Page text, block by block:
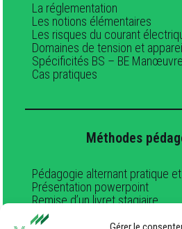
La réglementation
Les notions élémentaires
Les risques du courant
Domaines de tension et
Spécificités BS – BE Manœuvre
Cas pratiques
Méthodes
Pédagogie alternant pratique
Présentation powerpoint
Remise d’un livret stagiaire
Mises en pratique sur